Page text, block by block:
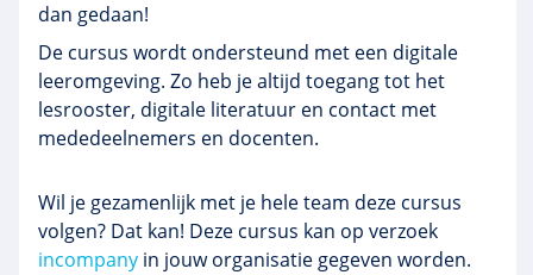
dan gedaan!
De cursus wordt ondersteund met een digitale
leeromgeving. Zo heb je altijd toegang tot het
lesrooster, digitale literatuur en contact met
mededeelnemers en docenten.
Wil je gezamenlijk met je hele team deze cursus
volgen? Dat kan! Deze cursus kan op verzoek
incompany in jouw organisatie gegeven worden.